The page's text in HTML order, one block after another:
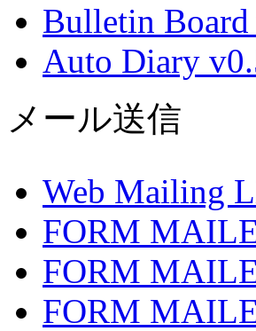
Bulletin Board
Auto Diary
メール送信
Web Mailing
FORM
FORM
FORM